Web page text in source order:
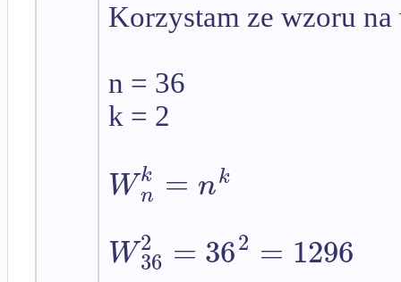
Korzystam ze wzoru
n = 36
k = 2
Wk
n = nk
W2
36 = 362 = 1296